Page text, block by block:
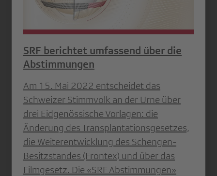
SRF berichtet umfassend über die
Abstimmungen
Am 15. Mai 2022 entscheidet das
Schweizer Stimmvolk an der Urne über
drei Eidgenössische Vorlagen: die
Änderung des Transplantationsgesetzes,
die Weiterentwicklung des Schengen-
Besitzstandes (Frontex) und über das
Filmgesetz. Die «SRF Abstimmungen»